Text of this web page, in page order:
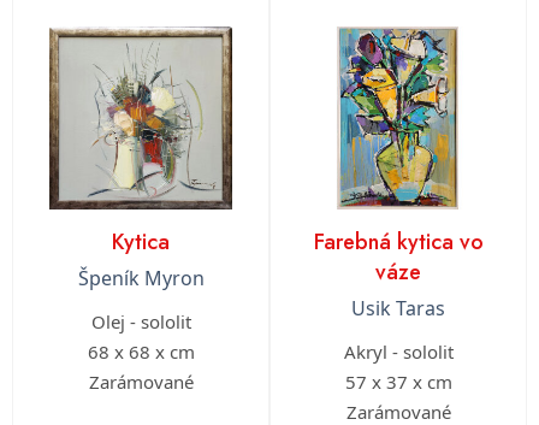
Kytica
Špeník Myron
Olej - sololit
68 x 68 x cm
Zarámované
Farebná kytica vo
váze
Usik Taras
Akryl - sololit
57 x 37 x cm
Zarámované